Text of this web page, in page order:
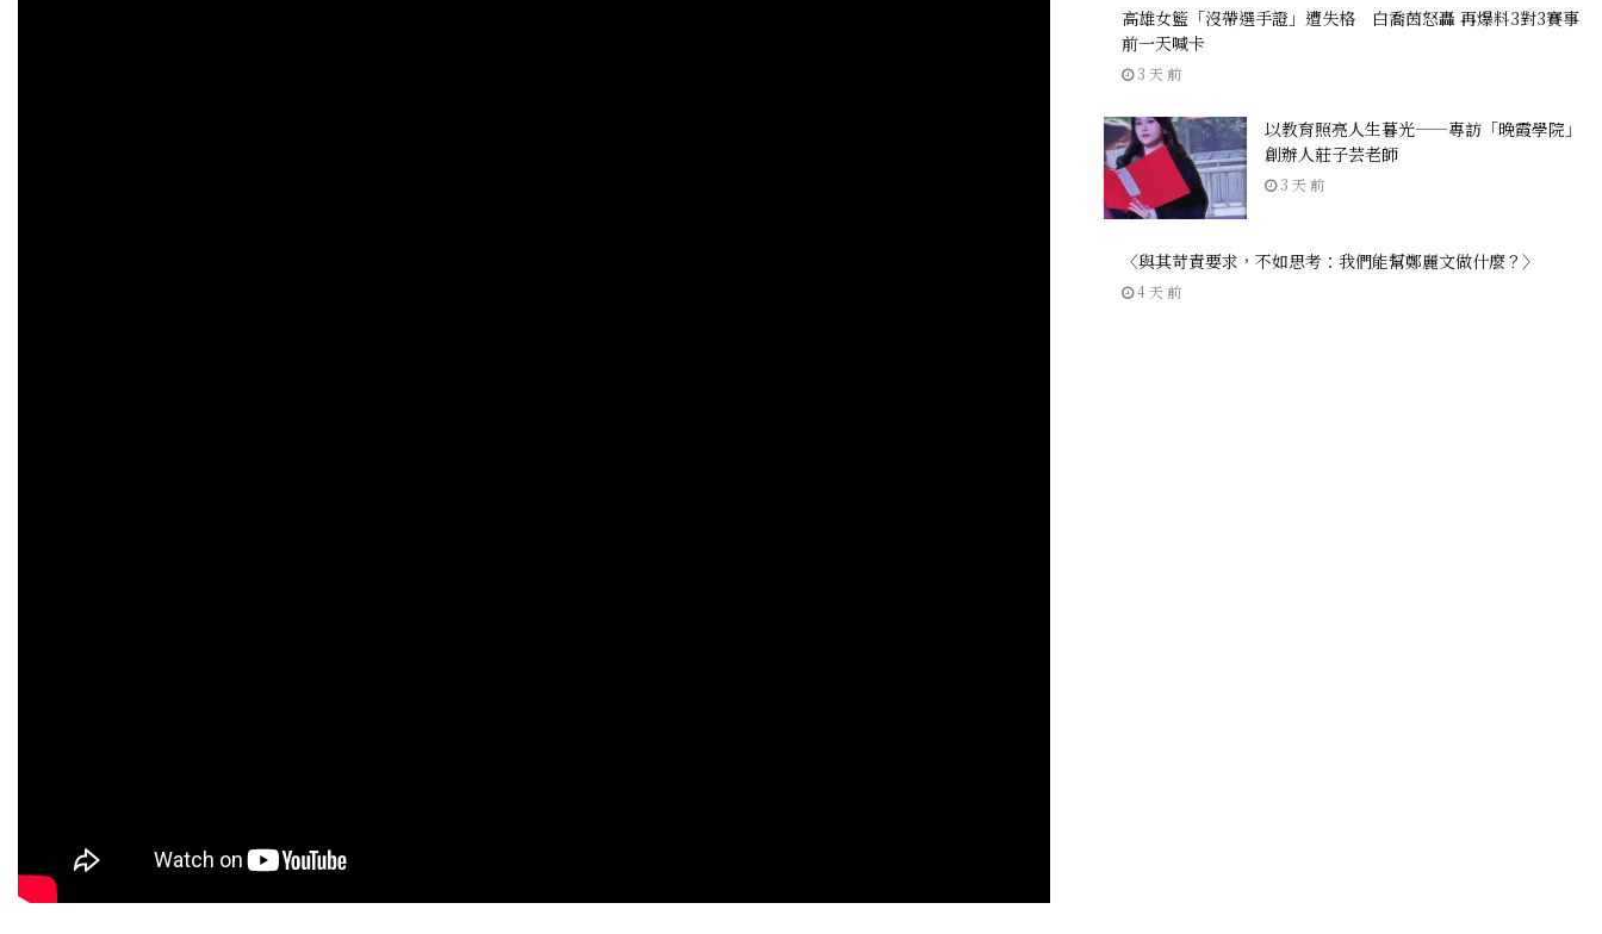
高雄女籃「沒帶選手證」遭失格 白喬茵怒轟 再爆料3對3賽事
前一天喊卡
3 天 前
以教育照亮人生暮光——專訪「晚霞學院」
創辦人莊子芸老師
3 天 前
〈與其苛責要求，不如思考：我們能幫鄭麗文做什麼？〉
4 天 前